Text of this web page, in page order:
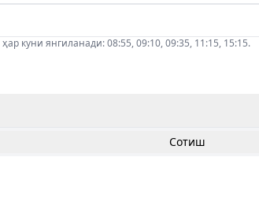
куни янгиланади: 08:55, 09:10, 09:35, 11:15, 15:15.
Сотиш